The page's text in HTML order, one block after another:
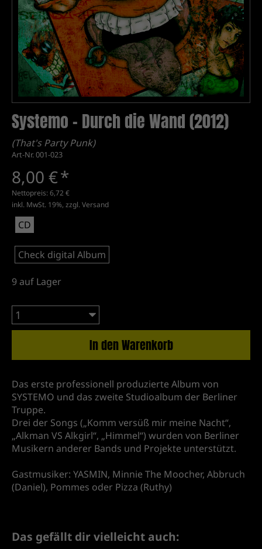
Systemo - Durch die Wand (2012)
(That's Party Punk)
Art-Nr. 001-023
8,00 €*
Nettopreis:6,72 €
inkl. MwSt. 19%, zzgl.Versand
CD
Check digital Album
9 auf Lager
In den Warenkorb
Das erste professionell produzierte Album von
SYSTEMO und das zweite Studioalbum der Berliner
Truppe.
Drei der Songs („Komm versüß mir meine Nacht“,
„Alkman VS Alkgirl“, „Himmel“) wurden von Berliner
Musikern anderer Bands und Projekte unterstützt.
Gastmusiker: YASMIN, Minnie The Moocher, Abbruch
(Daniel), Pommes oder Pizza (Ruthy)
Das gefällt dir vielleicht auch: